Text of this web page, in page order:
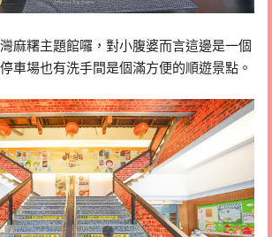
麻糬主題館囉，對小腹婆而言這邊是一個
車場也有洗手間是個滿方便的順遊景點。